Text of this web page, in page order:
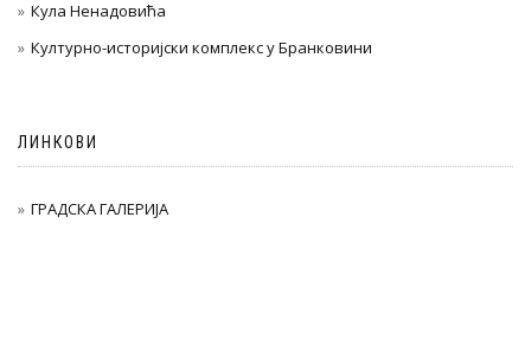
Кула Ненадовића
Културно-историјски комплекс у Бранковини
ЛИНКОВИ
ГРАДСКА ГАЛЕРИЈА